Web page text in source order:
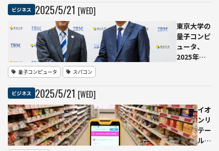
発に向
けた公
道デー
タの収
ビジネス 2025/5/21 [WED]
東京大学の
量子コンピ
ュータ、
2025年後
ッサ
「Heron」
へアップグ
レード
量子コンピュータ スパコン
ビジネス 2025/5/21 [WED]
イオ
ンリ
テー
ル、